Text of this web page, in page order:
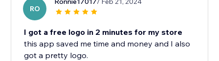
RO
I got a free logo in 2 minutes for my store
this app saved me time and money and I also
got a pretty logo.